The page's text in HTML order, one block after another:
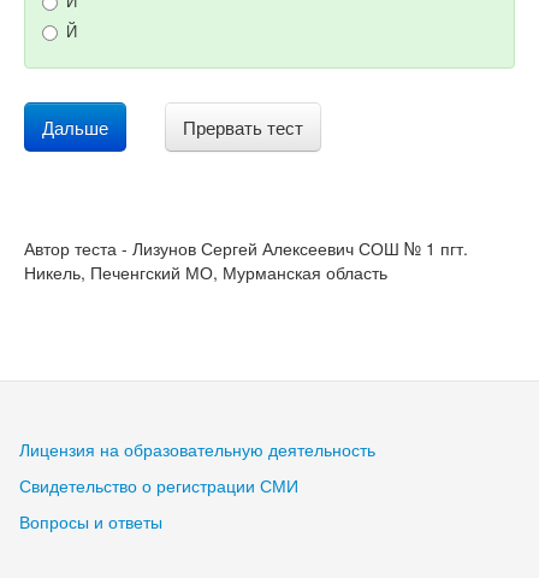
Й
Дальше Прервать тест
Автор теста - Лизунов Сергей Алексеевич СОШ № 1 пгт.
Никель, Печенгский МО, Мурманская область
Лицензия на образовательную деятельность
Свидетельство о регистрации СМИ
Вопросы и ответы